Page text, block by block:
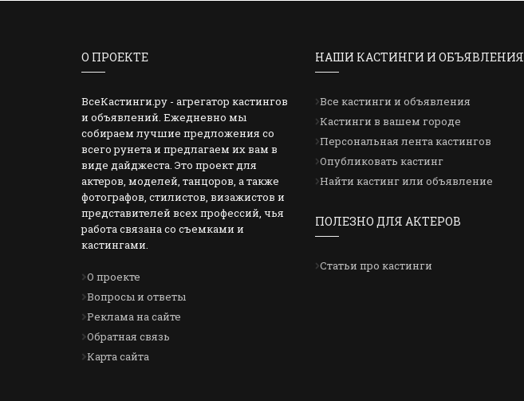
О ПРОЕКТЕ
ВсеКастинги.ру - агрегатор кастингов
и объявлений. Ежедневно мы
собираем лучшие предложения со
всего рунета и предлагаем их вам в
виде дайджеста. Это проект для
актеров, моделей, танцоров, а также
фотографов, стилистов, визажистов и
представителей всех профессий, чья
работа связана со съемками и
кастингами.
О проекте
Вопросы и ответы
Реклама на сайте
Обратная связь
Карта сайта
НАШИ КАСТИНГИ И ОБЪЯВЛЕНИЯ
Все кастинги и объявления
Кастинги в вашем городе
Персональная лента кастингов
Опубликовать кастинг
Найти кастинг или объявление
ПОЛЕЗНО ДЛЯ АКТЕРОВ
Статьи про кастинги